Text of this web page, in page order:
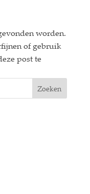
worden.
of gebruik
post te
Zoeken